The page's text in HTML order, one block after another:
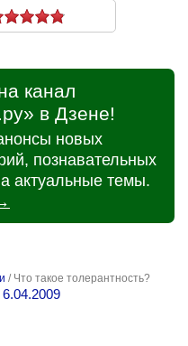
канал
в Дзене!
новых
познавательных
актуальные темы.
/ Что такое толерантность?